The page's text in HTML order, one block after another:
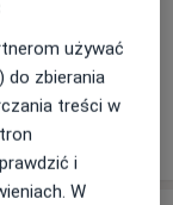
Targowa
300 zł
używać
do zbierania
treści w
i
W